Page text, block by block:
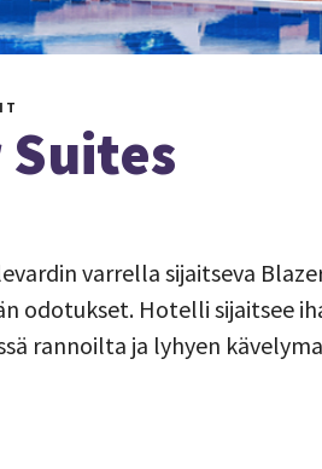
varrella sijaitseva
odotukset. Hotelli sijaitsee
rannoilta ja lyhyen